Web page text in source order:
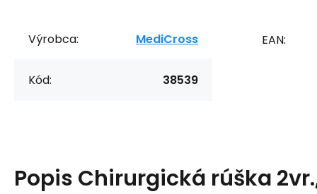
Výrobca: MediCross
Kód: 38539
EAN:
Popis Chirurgická rúška